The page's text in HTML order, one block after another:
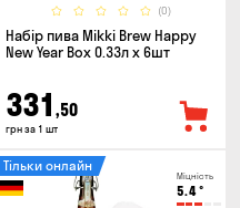
(0)
Набір пива Mikki Brew Happy
New Year Box 0.33л x 6шт
331 ,50
грн за 1 шт
Міцність
5.4°
Тільки онлайн